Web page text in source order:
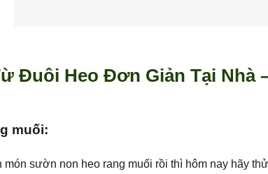
Đuôi Heo Đơn Giản Tại Nhà
muối:
món sườn non heo rang muối rồi thì hôm nay hãy